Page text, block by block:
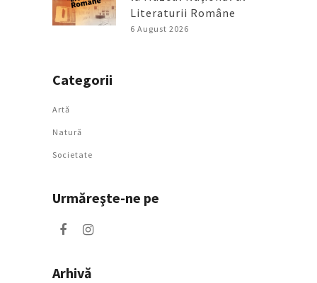
Literaturii Române
6 August 2026
Categorii
Artǎ
Natură
Societate
Urmăreşte-ne pe
Arhivă